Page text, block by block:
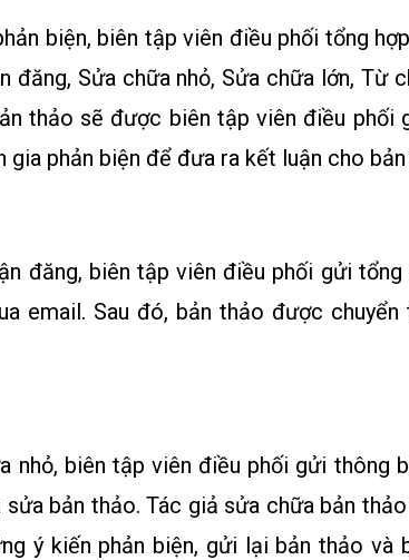
biện, biên tập viên điều phối tổng
đăng, Sửa chữa nhỏ, Sửa chữa lớn,
thảo sẽ được biên tập viên điều phối
phản biện để đưa ra kết luận cho
đăng, biên tập viên điều phối gửi
email. Sau đó, bản thảo được
nhỏ, biên tập viên điều phối gửi thông
bản thảo. Tác giả sửa chữa bản
ý kiến phản biện, gửi lại bản thảo và